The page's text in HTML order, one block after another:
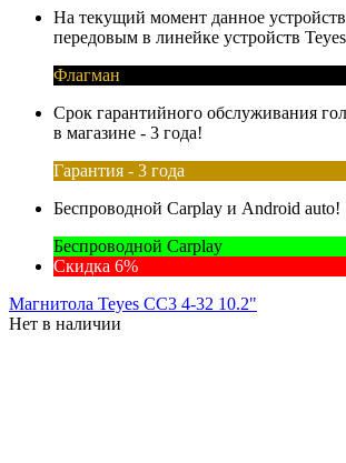
На текущий момент данное
передовым в линейке устройств Teyes
Флагман
Срок гарантийного обслуживания
в магазине - 3 года!
Гарантия - 3 года
Беспроводной Carplay и Android auto!
Беспроводной Carplay
Скидка 6%
Магнитола Teyes CC3 4-32 10.2"
Нет в наличии